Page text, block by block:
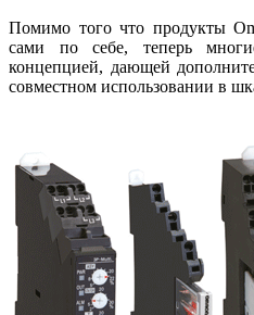
Помимо того что продукты
сами по себе, теперь
концепцией, дающей
совместном использовании в